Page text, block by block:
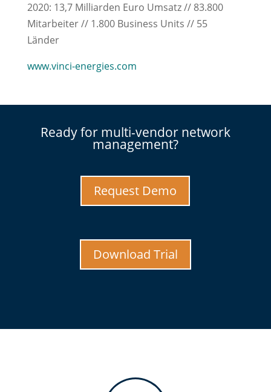
2020: 13,7 Milliarden Euro Umsatz // 83.800
Mitarbeiter // 1.800 Business Units // 55
Länder
www.vinci-energies.com
Ready for multi-vendor network
management?
Request Demo
Download Trial